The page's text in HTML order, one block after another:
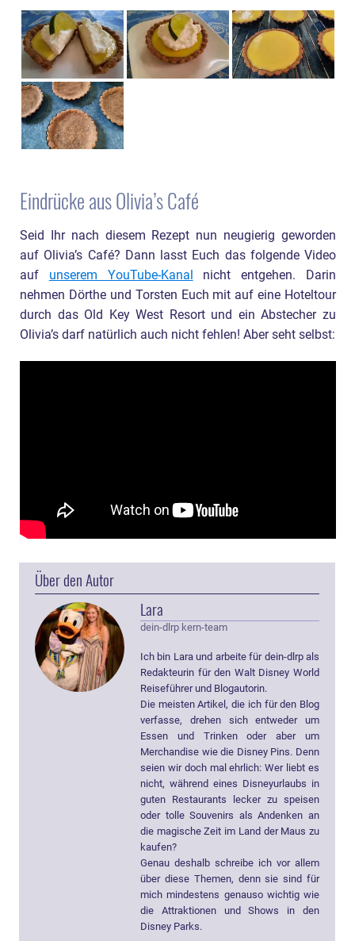
Eindrücke aus Olivia’s Café
Seid Ihr nach diesem Rezept nun neugierig geworden
auf Olivia’s Café? Dann lasst Euch das folgende Video
auf unserem YouTube-Kanal
nicht entgehen. Darin
nehmen Dörthe und Torsten Euch mit auf eine Hoteltour
durch das Old Key West Resort und ein Abstecher zu
Olivia’s darf natürlich auch nicht fehlen! Aber seht selbst:
Über den Autor
Lara
dein-dlrp kern-team
Ich bin Lara und arbeite für dein-dlrp als
Redakteurin für den Walt Disney World
Reiseführer und Blogautorin.
Die meisten Artikel, die ich für den Blog
verfasse, drehen sich entweder um
Essen und Trinken oder aber um
Merchandise wie die Disney Pins. Denn
seien wir doch mal ehrlich: Wer liebt es
nicht, während eines Disneyurlaubs in
guten Restaurants lecker zu speisen
oder tolle Souvenirs als Andenken an
die magische Zeit im Land der Maus zu
kaufen?
Genau deshalb schreibe ich vor allem
über diese Themen, denn sie sind für
mich mindestens genauso wichtig wie
die Attraktionen und Shows in den
Disney Parks.